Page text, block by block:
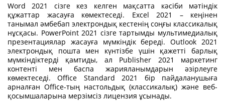
Word 2021 сізге кез келген мақсатта кәсіби мәтіндік
құжаттар жасауға көмектеседі. Excel 2021 – кеңінен
танымал әмбебап электрондық кестенің соңғы классикалық
нұсқасы. PowerPoint 2021 сізге тартымды мультимедиалық
презентациялар жасауға мүмкіндік береді. Outlook 2021
электрондық пошта мен күнтізбе үшін қажетті барлық
мүмкіндіктерді қамтиды, ал Publisher 2021 маркетинг
контенті мен баспа жарияланымдарын әзірлеуге
көмектеседі. Office Standard 2021 бір пайдаланушыға
арналған Office-тың настольдық (классикалық) және веб-
қосымшаларына мерзімсіз лицензия ұсынады.